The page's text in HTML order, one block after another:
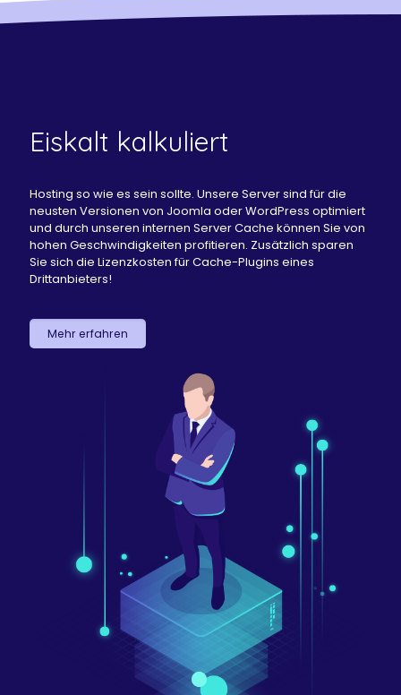
Eiskalt kalkuliert
Hosting so wie es sein sollte. Unsere Server sind für die
neusten Versionen von Joomla oder WordPress optimiert
und durch unseren internen Server Cache können Sie von
hohen Geschwindigkeiten profitieren. Zusätzlich sparen
Sie sich die Lizenzkosten für Cache-Plugins eines
Drittanbieters!
Mehr erfahren